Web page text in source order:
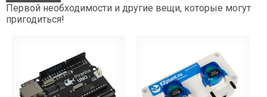
Первой необходимости и другие вещи, которые могут
пригодиться!